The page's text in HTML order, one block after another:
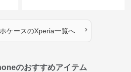
ケースのXperia一覧へ ›
のおすすめアイテム